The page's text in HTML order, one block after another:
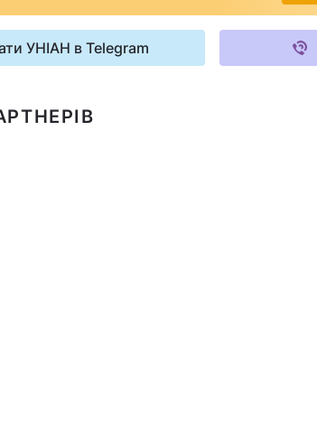
УНІАН в Telegram